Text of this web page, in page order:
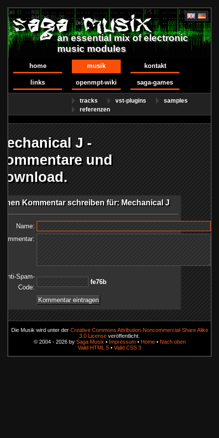
an essential mix of electronic
music modules
home musik kontakt
links openmpt-wiki saga-games
tracks vst-plugins
samples
referenzen
J -
und
Kommentar schreiben für: Mechanical J
Name:
Kommentar:
Anti-Spam-
Code:
b67ef
Die Musik wird unter der Creative Commons Attribution-Noncommercial-Share Alike
3.0 License veröffentlicht.
© 2004 - 2026 by Saga Musix • Impressum• Home• Nach oben
Valid HTML 5 • Valid CSS 3